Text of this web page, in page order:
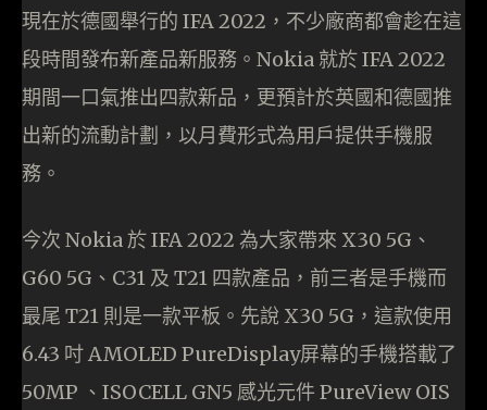
現在於德國舉行的 IFA 2022，不少廠商都會趁在這
段時間發布新產品新服務。Nokia 就於 IFA 2022
期間一口氣推出四款新品，更預計於英國和德國推
出新的流動計劃，以月費形式為用戶提供手機服
務。
今次 Nokia 於 IFA 2022 為大家帶來 X30 5G、
G60 5G、C31 及 T21 四款產品，前三者是手機而
最尾 T21 則是一款平板。先說 X30 5G，這款使用
6.43 吋 AMOLED PureDisplay屏幕的手機搭載了
50MP 、ISOCELL GN5 感光元件 PureView OIS